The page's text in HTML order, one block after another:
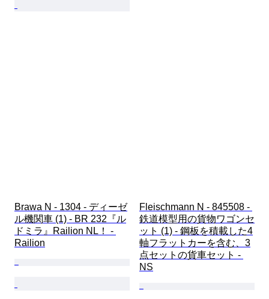
Brawa N - 1304 - ディーゼ
ル機関車 (1) - BR 232『ル
ドミラ』Railion NL！ -
Railion
Fleischmann N - 845508 -
鉄道模型用の貨物ワゴンセ
ット (1) - 鋼板を積載した4
軸フラットカーを含む、3
点セットの貨車セット -
NS